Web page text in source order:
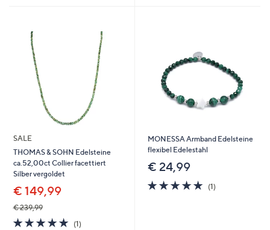
SALE
THOMAS & SOHN Edelsteine
ca.52,00ct Collier facettiert
Silber vergoldet
€ 149,99
€ 239,99
5.0
(1)1
MONESSA Armband Edelsteine
flexibel Edelestahl
€ 24,99
5.0
von
(1)1